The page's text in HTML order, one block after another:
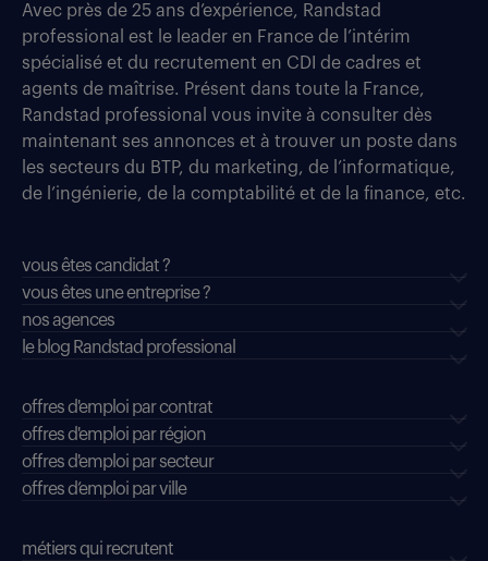
Avec près de 25 ans d’expérience, Randstad
professional est le leader en France de l’intérim
spécialisé et du recrutement en CDI de cadres et
agents de maîtrise. Présent dans toute la France,
Randstad professional vous invite à consulter dès
maintenant ses annonces et à trouver un poste dans
les secteurs du BTP, du marketing, de l’informatique,
de l’ingénierie, de la comptabilité et de la finance, etc.
vous êtes candidat ?
vous êtes une entreprise ?
nos agences
le blog Randstad professional
offres d'emploi par contrat
offres d'emploi par région
offres d'emploi par secteur
offres d’emploi par ville
métiers qui recrutent